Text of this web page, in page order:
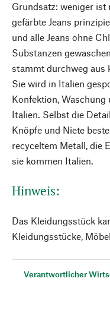
Grundsatz: weniger ist
gefärbte Jeans
und alle Jeans ohne
Substanzen
stammt durchweg aus
Sie wird in Italien
Konfektion, Waschung
Italien. Selbst die
Knöpfe und Niete
recyceltem Metall, die
sie kommen Italien.
Hinweis:
Das Kleidungsstück
Kleidungsstücke,
Verantwortlicher